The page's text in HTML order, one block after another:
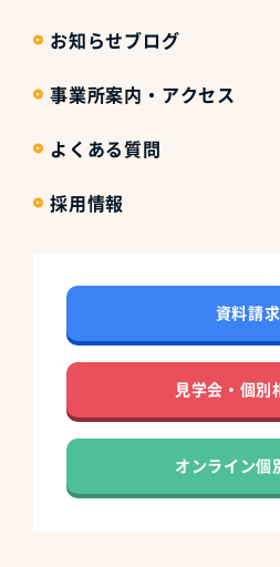
お知らせブログ
事業所案内・アクセス
よくある質問
採用情報
資料請求
見学会・個別
オンライン個